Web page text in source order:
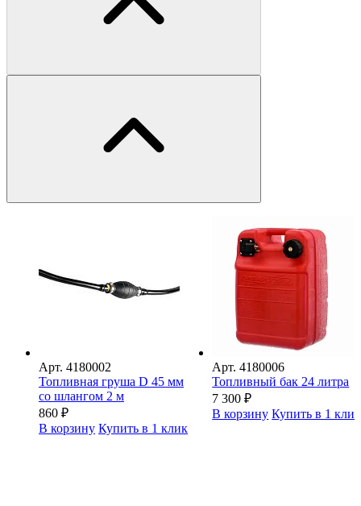
Арт. 4180002
Топливная груша D 45 мм
со шлангом 2 м
860 ₽
В корзину Купить в 1 клик
Арт.4180006
Топливный бак 24 литра
7 300₽
В корзину Купить в 1 клик